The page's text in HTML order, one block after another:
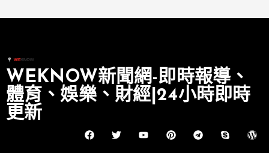
WEKNOW新聞網-即時報導、
體育、娛樂、財經|24小時即時
更新